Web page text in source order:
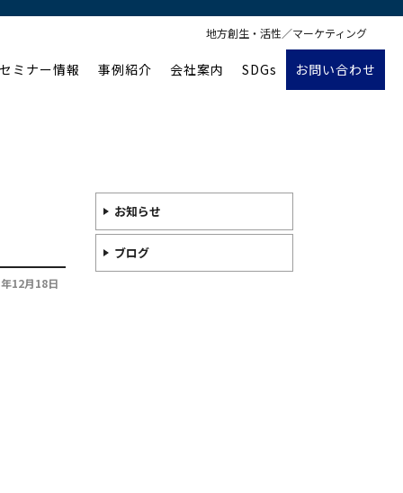
地方創生・活性／マーケティング
ミナー情報 事例紹介 会社案内 SDGs お問い合わせ
12月18日
お知らせ
ブログ